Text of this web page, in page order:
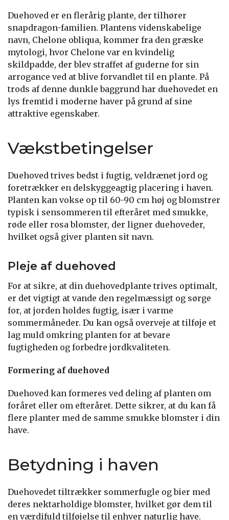
Duehoved er en flerårig plante, der tilhører
snapdragon-familien. Plantens videnskabelige
navn, Chelone obliqua, kommer fra den græske
mytologi, hvor Chelone var en kvindelig
skildpadde, der blev straffet af guderne for sin
arrogance ved at blive forvandlet til en plante. På
trods af denne dunkle baggrund har duehovedet en
lys fremtid i moderne haver på grund af sine
attraktive egenskaber.
Vækstbetingelser
Duehoved trives bedst i fugtig, veldrænet jord og
foretrækker en delskyggeagtig placering i haven.
Planten kan vokse op til 60-90 cm høj og blomstrer
typisk i sensommeren til efteråret med smukke,
røde eller rosa blomster, der ligner duehoveder,
hvilket også giver planten sit navn.
Pleje af duehoved
For at sikre, at din duehovedplante trives optimalt,
er det vigtigt at vande den regelmæssigt og sørge
for, at jorden holdes fugtig, især i varme
sommermåneder. Du kan også overveje at tilføje et
lag muld omkring planten for at bevare
fugtigheden og forbedre jordkvaliteten.
Formering af duehoved
Duehoved kan formeres ved deling af planten om
foråret eller om efteråret. Dette sikrer, at du kan få
flere planter med de samme smukke blomster i din
have.
Betydning i haven
Duehovedet tiltrækker sommerfugle og bier med
deres nektarholdige blomster, hvilket gør dem til
en værdifuld tilføjelse til enhver naturlig have.